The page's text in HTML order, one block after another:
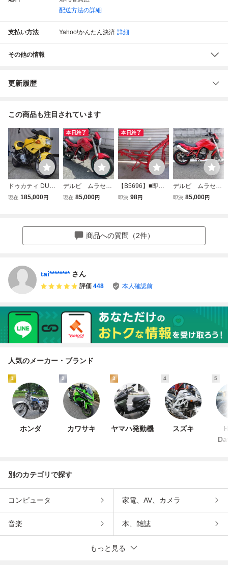
配送方法の詳細
支払い方法 Yahoo!かんたん決済 詳細
その他の情報
更新履歴
この商品も注目されています
ドゥカティ DUCA
TI 400SS ZDM400
現在 185,000円
本日終了
デルビ ムラセン
カフェ１２５ 書
現在 85,000円
本日終了
【B5696】■即決■
アプリリア.STX12
BMPDJL67G/検索
Aprilia STXcafe12
即決 98円
デルビ ムラセン
カフェ125 書類
即決 85,000円
商品への質問（2件）
tai******** さん
評価 448 本人確認前
人気のメーカー・ブランド
1
ホンダ
2
カワサキ
3
ヤマハ発動機
4
スズキ
5
別のカテゴリで探す
コンピュータ 家電、AV、カメラ
音楽 本、雑誌
もっと見る